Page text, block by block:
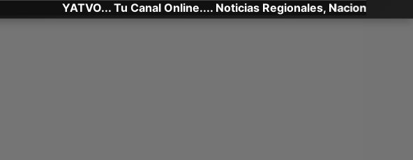
YATVO... Tu Canal Online.... Noticias Regionales, Nacionales e